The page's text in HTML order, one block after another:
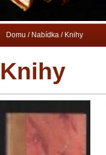
Knihy
Domu / Nabídka / Knihy